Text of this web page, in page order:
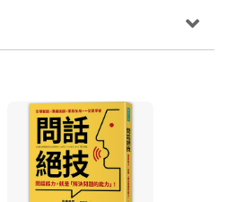
更多困惑，你都能在這本書中
人氣說話王的「６５個問話絕
不知道的問話技術，包括「情
、「打入小圈圈」、「談判說
客戶交心」等方面，詳讀本書